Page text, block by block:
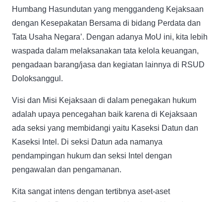
Humbang Hasundutan yang menggandeng Kejaksaan
dengan Kesepakatan Bersama di bidang Perdata dan
Tata Usaha Negara’. Dengan adanya MoU ini, kita lebih
waspada dalam melaksanakan tata kelola keuangan,
pengadaan barang/jasa dan kegiatan lainnya di RSUD
Doloksanggul.
Visi dan Misi Kejaksaan di dalam penegakan hukum
adalah upaya pencegahan baik karena di Kejaksaan
ada seksi yang membidangi yaitu Kaseksi Datun dan
Kaseksi Intel. Di seksi Datun ada namanya
pendampingan hukum dan seksi Intel dengan
pengawalan dan pengamanan.
Kita sangat intens dengan tertibnya aset-aset